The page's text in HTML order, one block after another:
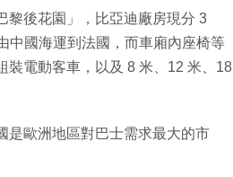
黎後花園」，比亞迪廠房現分 3
中國海運到法國，而車廂內座椅等
裝電動客車，以及 8 米、12 米、18
是歐洲地區對巴士需求最大的市